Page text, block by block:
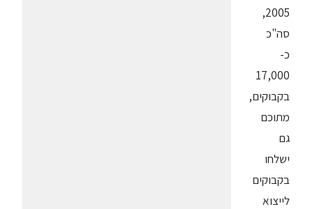
2005,
סה"כ
כ-
17,000
בקבוקים,
מתוכם
גם
ישלחו
בקבוקים
לייצוא